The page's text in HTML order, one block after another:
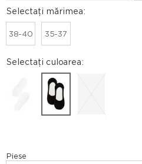
Selectați mărimea:
38-40 35-37
Selectați culoarea:
Piese